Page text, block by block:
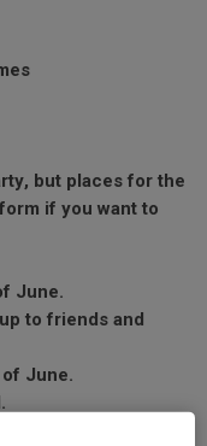
but places for the
if you want to
June.
to friends and
June.